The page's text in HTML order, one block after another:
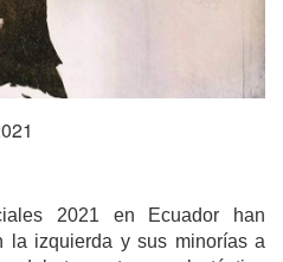
2021 en Ecuador han
la izquierda y sus minorías a